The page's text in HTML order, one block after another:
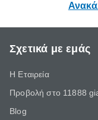
Σχετικά με εμάς
Η Εταιρεία
Προβολή στο 11888
Blog